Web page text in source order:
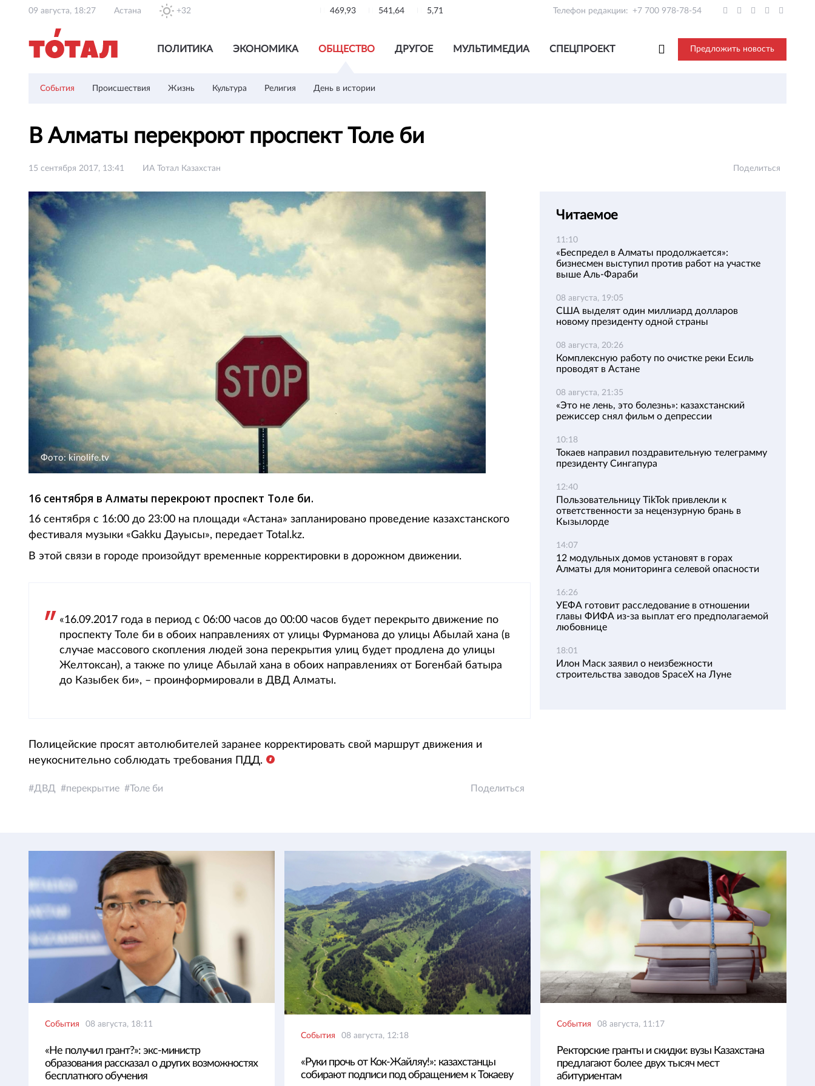
09 августа, 18:27 Астана +32 469,93 541,64 5,71 Телефон редакции: +7 700 978-78-54
ПОЛИТИКА ЭКОНОМИКА ОБЩЕСТВО ДРУГОЕ МУЛЬТИМЕДИА СПЕЦПРОЕКТ Предложить новость
События Происшествия Жизнь Культура Религия День в истории
В Алматы перекроют проспект Толе би
15 сентября 2017, 13:41 ИА Тотал Казахстан Поделиться
Фото: kinolife.tv
16 сентября в Алматы перекроют проспект Толе би.
16 сентября с 16:00 до 23:00 на площади «Астана» запланировано проведение казахстанского
фестиваля музыки «Gakku Дауысы», передает Total.kz.
В этой связи в городе произойдут временные корректировки в дорожном движении.
«16.09.2017 года в период с 06:00 часов до 00:00 часов будет перекрыто движение по
проспекту Толе би в обоих направлениях от улицы Фурманова до улицы Абылай хана (в
случае массового скопления людей зона перекрытия улиц будет продлена до улицы
Желтоксан), а также по улице Абылай хана в обоих направлениях от Богенбай батыра
до Казыбек би», – проинформировали в ДВД Алматы.
Полицейские просят автолюбителей заранее корректировать свой маршрут движения и
неукоснительно соблюдать требования ПДД.
ДВД перекрытие Толе би Поделиться
Читаемое
11:10
«Беспредел в Алматы продолжается»:
бизнесмен выступил против работ на участке
выше Аль-Фараби
08 августа, 19:05
США выделят один миллиард долларов
новому президенту одной страны
08 августа, 20:26
Комплексную работу по очистке реки Есиль
проводят в Астане
08 августа, 21:35
«Это не лень, это болезнь»: казахстанский
режиссер снял фильм о депрессии
10:18
Токаев направил поздравительную телеграмму
президенту Сингапура
12:40
Пользовательницу TikTok привлекли к
ответственности за нецензурную брань в
Кызылорде
14:07
12 модульных домов установят в горах
Алматы для мониторинга селевой опасности
16:26
УЕФА готовит расследование в отношении
главы ФИФА из-за выплат его предполагаемой
любовнице
18:01
Илон Маск заявил о неизбежности
строительства заводов SpaceX на Луне
События 08 августа, 18:11
«Не получил грант?»: экс-министр
образования рассказал о других возможностях
бесплатного обучения
События 08 августа, 12:18
«Руки прочь от Кок-Жайляу!»: казахстанцы
собирают подписи под обращением к Токаеву
События 08 августа, 11:17
Ректорские гранты и скидки: вузы Казахстана
предлагают более двух тысяч мест
абитуриентам